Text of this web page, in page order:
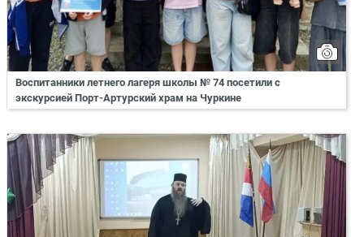
Воспитанники летнего лагеря школы № 74 посетили с
экскурсией Порт-Артурский храм на Чуркине